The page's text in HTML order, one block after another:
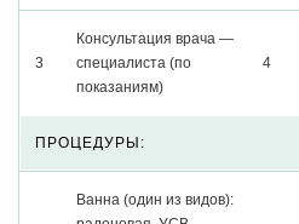
3
Консультация врача —
специалиста (по
показаниям)
4
ПРОЦЕДУРЫ:
Ванна (один из видов):